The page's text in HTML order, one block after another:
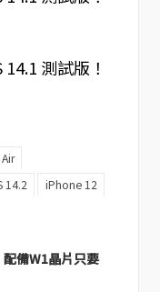
14.2 iPhone 12
備W1晶片只要